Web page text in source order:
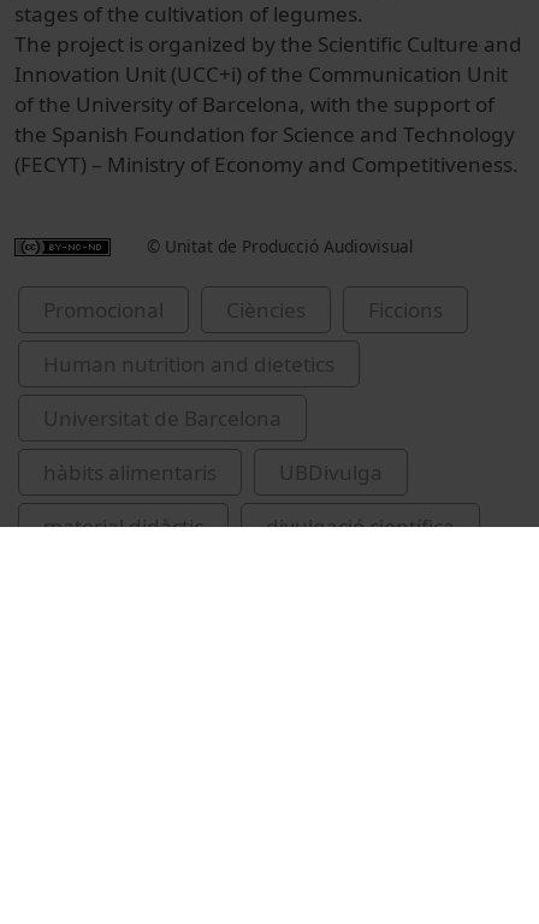
stages of the cultivation of legumes.
The project is organized by the Scientific Culture and
Innovation Unit (UCC+i) of the Communication Unit
of the University of Barcelona, with the support of
the Spanish Foundation for Science and Technology
(FECYT) – Ministry of Economy and Competitiveness.
© Unitat de Producció Audiovisual
Promocional Ciències
Ficcions
Human nutrition and dietetics
Universitat de Barcelona
hàbits alimentaris
UBDivulga
material didàctic
divulgació científica